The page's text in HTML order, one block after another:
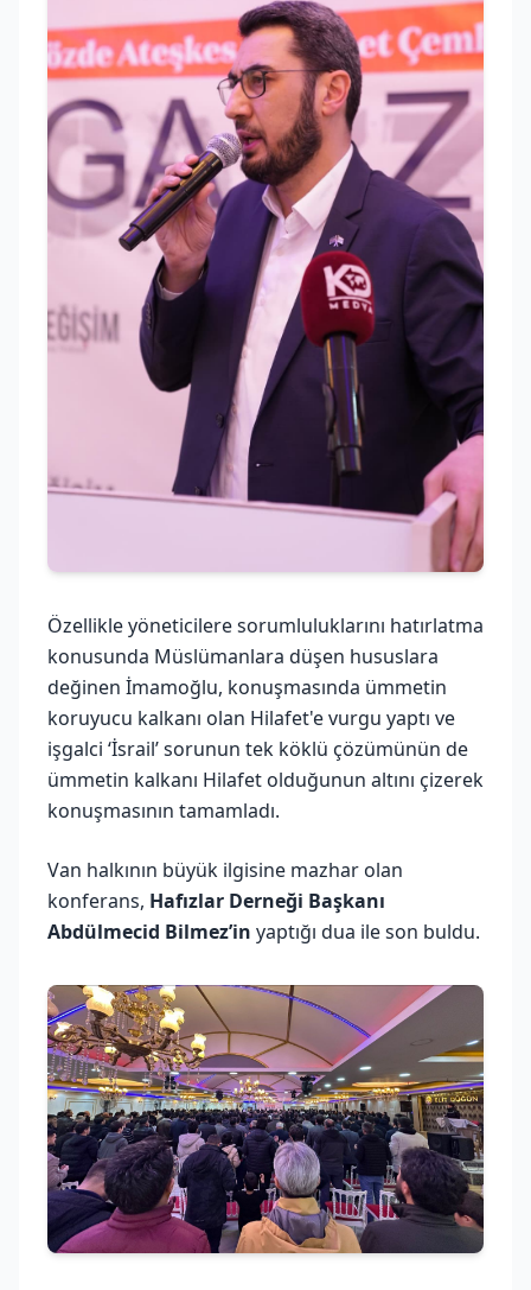
Özellikle yöneticilere sorumluluklarını hatırlatma
konusunda Müslümanlara düşen hususlara
değinen İmamoğlu, konuşmasında ümmetin
koruyucu kalkanı olan Hilafet'e vurgu yaptı ve
işgalci ‘İsrail’ sorunun tek köklü çözümünün de
ümmetin kalkanı Hilafet olduğunun altını çizerek
konuşmasının tamamladı.
Van halkının büyük ilgisine mazhar olan
konferans, Hafızlar Derneği Başkanı
Abdülmecid Bilmez’in yaptığı dua ile son buldu.